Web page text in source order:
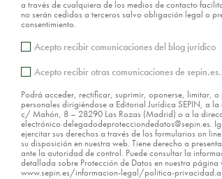
a través de cualquiera de los medios de contacto
no serán cedidos a terceros salvo obligación legal o
consentimiento.
Acepto recibir comunicaciones del blog jurídico
Acepto recibir otras comunicaciones de sepin.es.
Podrá acceder, rectificar, suprimir, oponerse, limitar, o
personales dirigiéndose a Editorial Jurídica SEPIN, a
c/ Mahón, 8 – 28290 Las Rozas (Madrid) o a la
electrónico delegadodeprotecciondedatos@sepin.es.
ejercitar sus derechos a través de los formularios on
su disposición en nuestra web. Tiene derecho a
ante la autoridad de control. Puede consultar la
detallada sobre Protección de Datos en nuestra página
www.sepin.es/informacion-legal/politica-